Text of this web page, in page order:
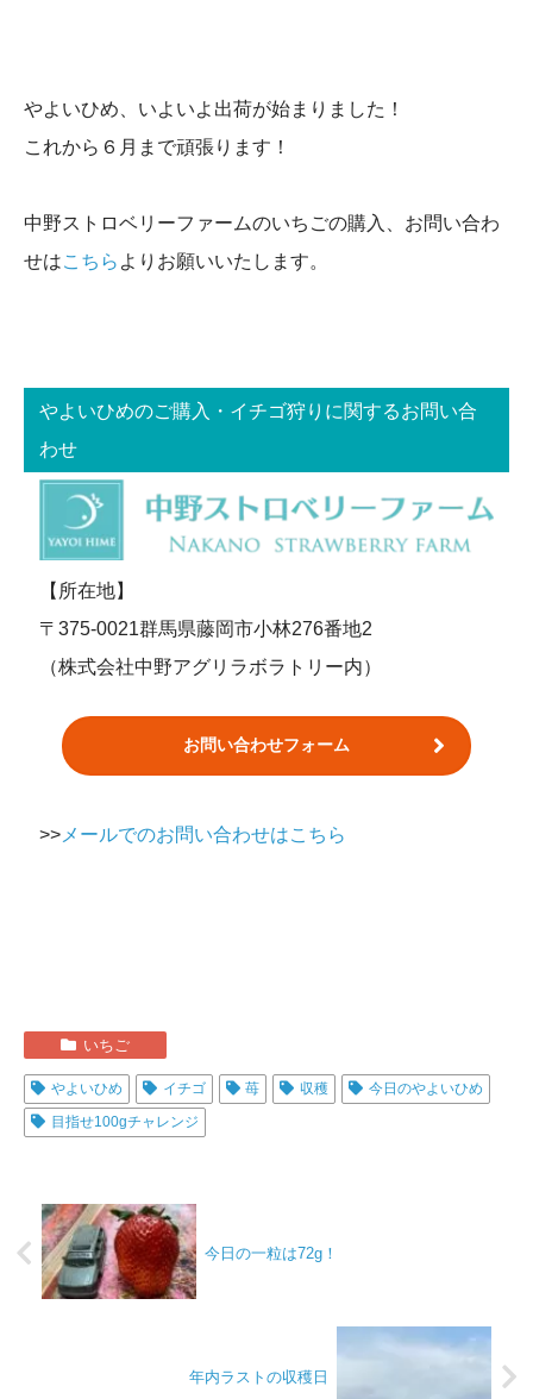
やよいひめ、いよいよ出荷が始まりました！
これから６月まで頑張ります！
中野ストロベリーファームのいちごの購入、お問い合わ
せはこちら よりお願いいたします。
やよいひめのご購入・イチゴ狩りに関するお問い合
わせ
【所在地】
〒375-0021群馬県藤岡市小林276番地2
（株式会社中野アグリラボラトリー内）
お問い合わせフォーム
>>メールでのお問い合わせはこちら
いちご
やよいひめ イチゴ 苺 収穫
今日のやよいひめ
目指せ100gチャレンジ
今日の一粒は72g！
年内ラストの収穫日